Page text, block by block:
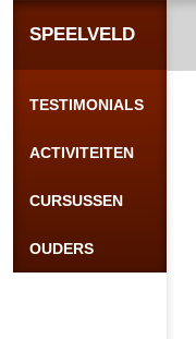
SPEELVELD
TESTIMONIALS
ACTIVITEITEN
CURSUSSEN
OUDERS